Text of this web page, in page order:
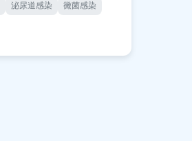
泌尿道感染
黴菌感染